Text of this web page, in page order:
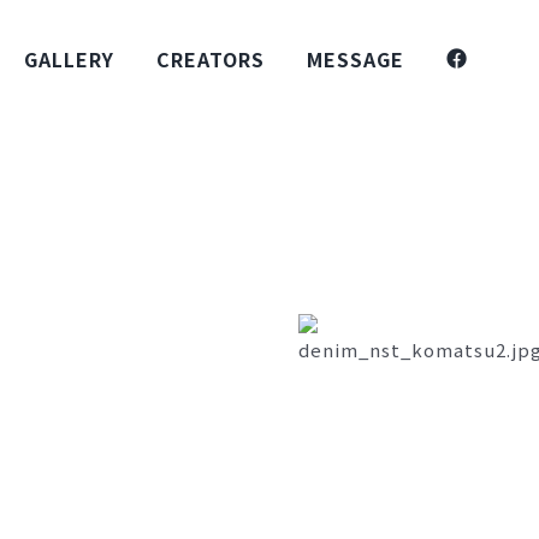
GALLERY CREATORS MESSAGE